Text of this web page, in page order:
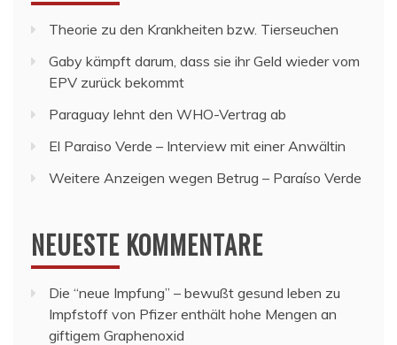
Theorie zu den Krankheiten bzw. Tierseuchen
Gaby kämpft darum, dass sie ihr Geld wieder vom
EPV zurück bekommt
Paraguay lehnt den WHO-Vertrag ab
El Paraiso Verde – Interview mit einer Anwältin
Weitere Anzeigen wegen Betrug – Paraíso Verde
NEUESTE KOMMENTARE
Die “neue Impfung” – bewußt gesund leben zu
Impfstoff von Pfizer enthält hohe Mengen an
giftigem Graphenoxid